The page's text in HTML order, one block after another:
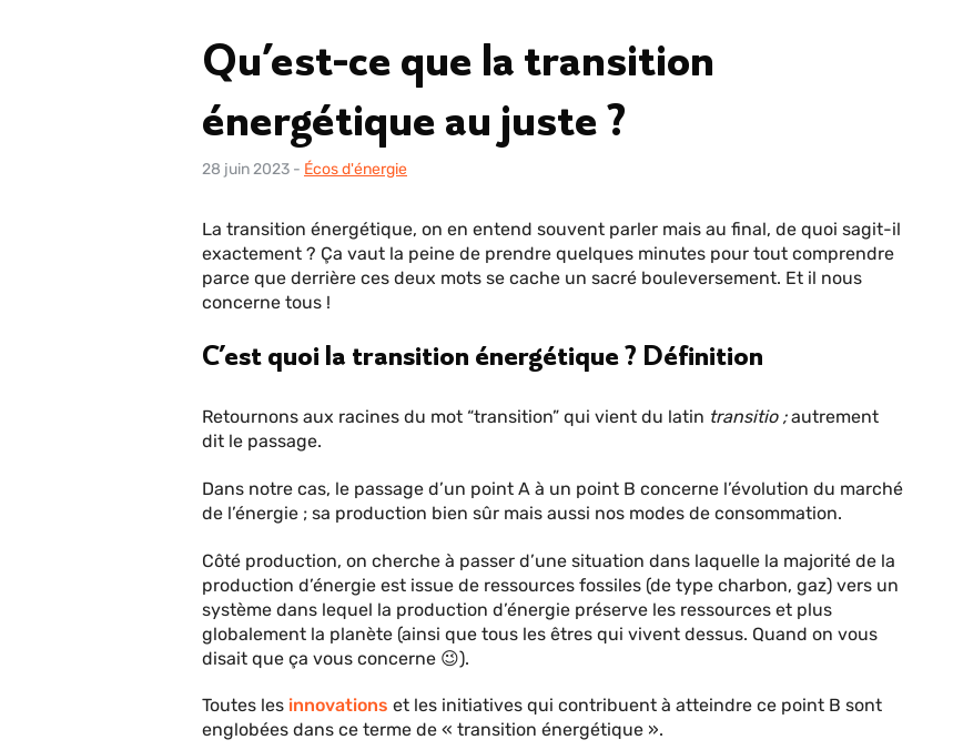
Qu’est-ce que la transition
énergétique au juste ?
28 juin 2023 - Écos d'énergie
La transition énergétique, on en entend souvent parler mais au final, de quoi sagit-il
exactement ? Ça vaut la peine de prendre quelques minutes pour tout comprendre
parce que derrière ces deux mots se cache un sacré bouleversement. Et il nous
concerne tous !
C’est quoi la transition énergétique ? Définition
Retournons aux racines du mot “transition” qui vient du latin transitio ;autrement
dit le passage.
Dans notre cas, le passage d’un point A à un point B concerne l’évolution du marché
de l’énergie ; sa production bien sûr mais aussi nos modes de consommation.
Côté production, on cherche à passer d’une situation dans laquelle la majorité de la
production d’énergie est issue de ressources fossiles (de type charbon, gaz) vers un
système dans lequel la production d’énergie préserve les ressources et plus
globalement la planète (ainsi que tous les êtres qui vivent dessus. Quand on vous
disait que ça vous concerne 😉).
Toutes les innovations et les initiatives qui contribuent à atteindre ce point B sont
englobées dans ce terme de « transition énergétique ».